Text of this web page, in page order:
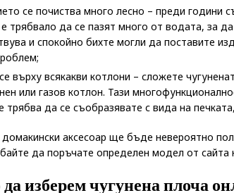
се почиства много лесно – преди години
трябвало да се пазят много от водата, за
и спокойно бихте могли да поставите
върху всякакви котлони – сложете
или газов котлон. Тази
трябва да се съобразявате с вида на
аксесоар ще бъде невероятно
да поръчате определен модел от сайта
изберем чугунена плоча